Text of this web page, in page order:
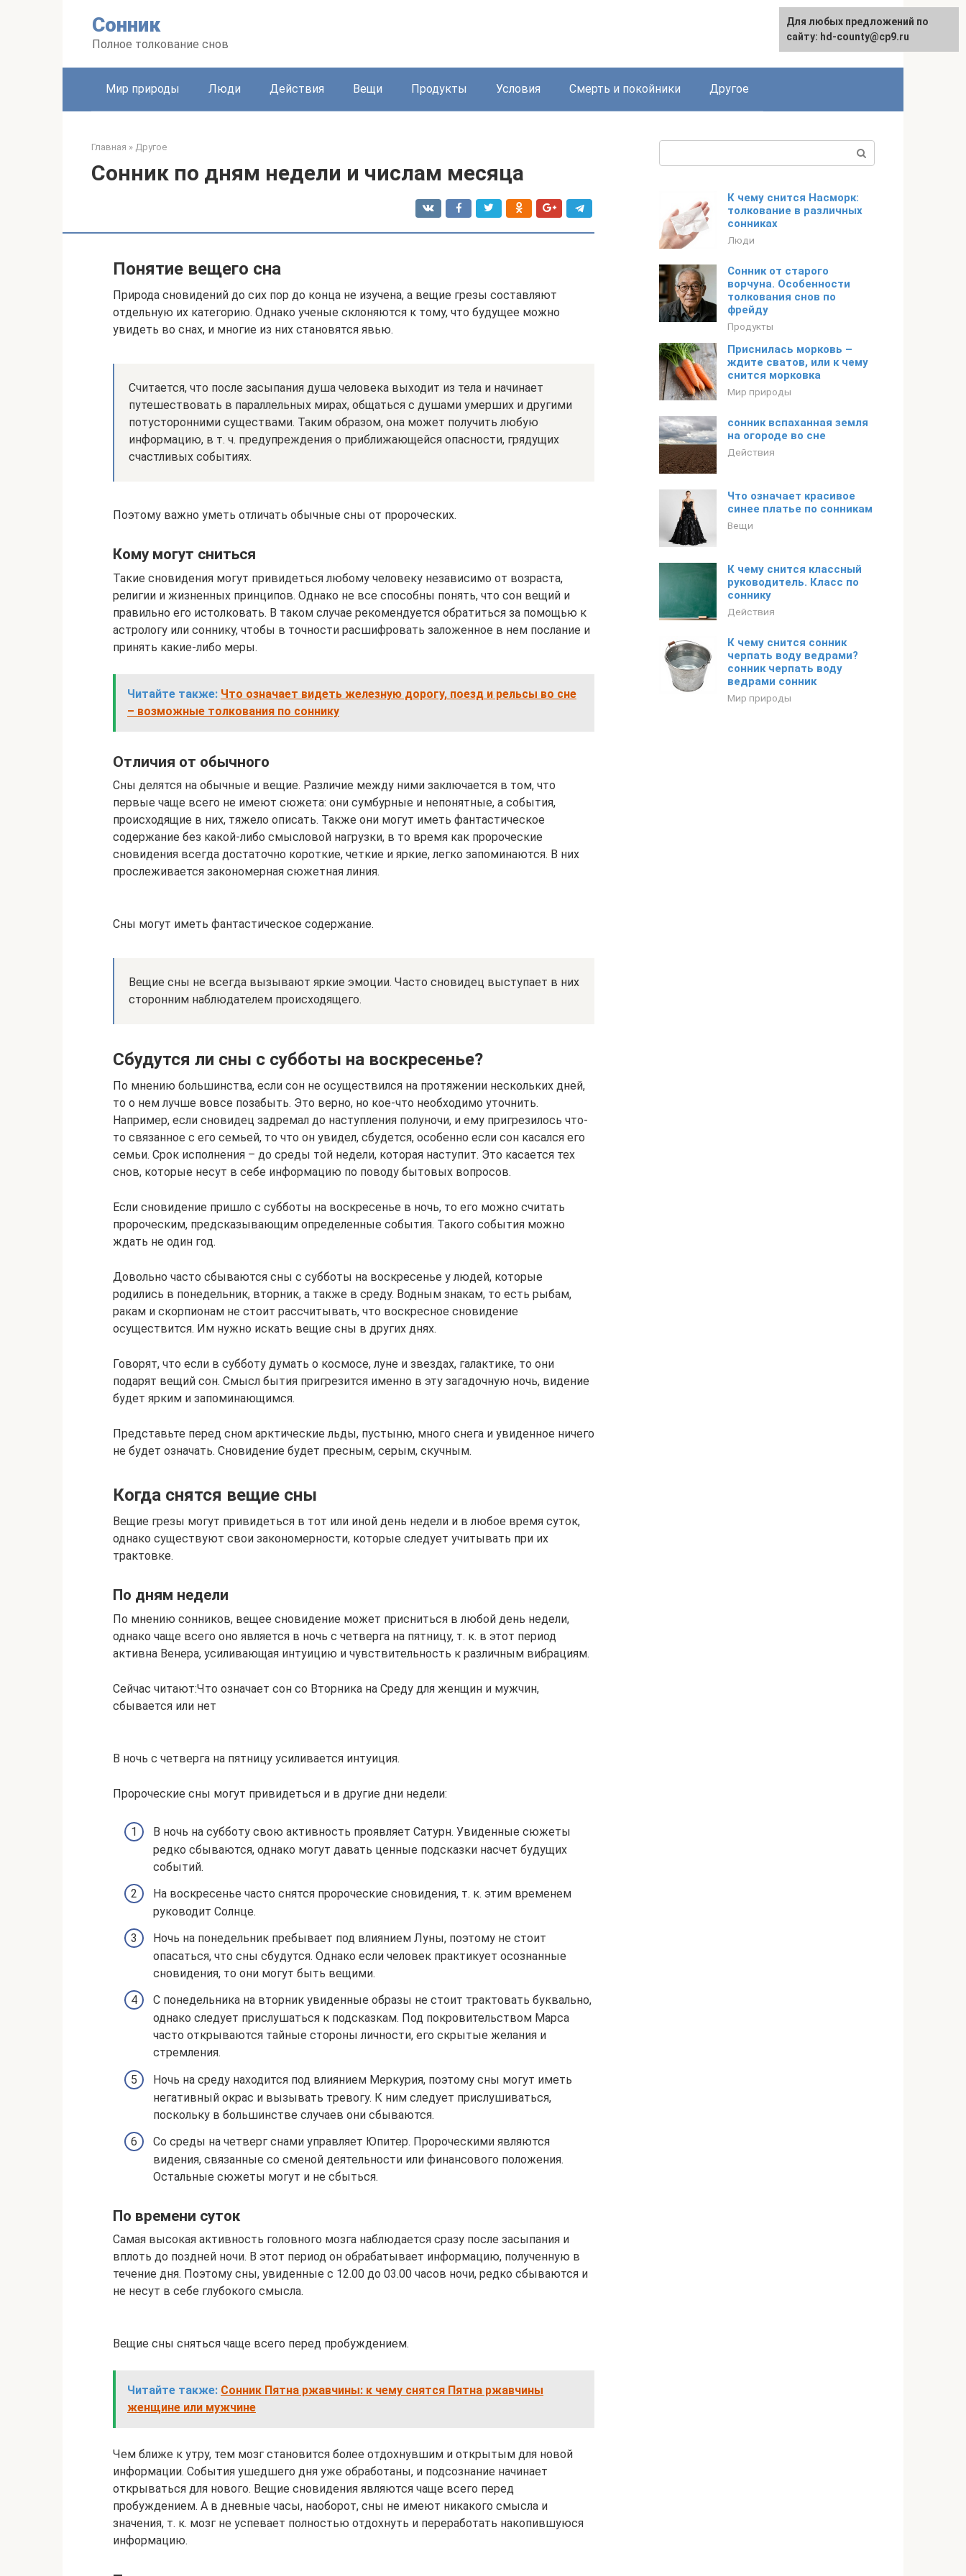
Сонник
Полное толкование снов
Мир природы Люди Действия Вещи Продукты Условия Смерть и покойники Другое
Главная » Другое
Сонник по дням недели и числам месяца
Понятие вещего сна
Природа сновидений до сих пор до конца не изучена, а вещие грезы составляют
отдельную их категорию. Однако ученые склоняются к тому, что будущее можно
увидеть во снах, и многие из них становятся явью.
Считается, что после засыпания душа человека выходит из тела и начинает
путешествовать в параллельных мирах, общаться с душами умерших и другими
потусторонними существами. Таким образом, она может получить любую
информацию, в т. ч. предупреждения о приближающейся опасности, грядущих
счастливых событиях.
Поэтому важно уметь отличать обычные сны от пророческих.
Кому могут сниться
Такие сновидения могут привидеться любому человеку независимо от возраста,
религии и жизненных принципов. Однако не все способны понять, что сон вещий и
правильно его истолковать. В таком случае рекомендуется обратиться за помощью к
астрологу или соннику, чтобы в точности расшифровать заложенное в нем послание и
принять какие-либо меры.
Читайте также: Что означает видеть железную дорогу, поезд и рельсы во сне
– возможные толкования по соннику
Отличия от обычного
Сны делятся на обычные и вещие. Различие между ними заключается в том, что
первые чаще всего не имеют сюжета: они сумбурные и непонятные, а события,
происходящие в них, тяжело описать. Также они могут иметь фантастическое
содержание без какой-либо смысловой нагрузки, в то время как пророческие
сновидения всегда достаточно короткие, четкие и яркие, легко запоминаются. В них
прослеживается закономерная сюжетная линия.
Сны могут иметь фантастическое содержание.
Вещие сны не всегда вызывают яркие эмоции. Часто сновидец выступает в них
сторонним наблюдателем происходящего.
Сбудутся ли сны с субботы на воскресенье?
По мнению большинства, если сон не осуществился на протяжении нескольких дней,
то о нем лучше вовсе позабыть. Это верно, но кое-что необходимо уточнить.
Например, если сновидец задремал до наступления полуночи, и ему пригрезилось что-
то связанное с его семьей, то что он увидел, сбудется, особенно если сон касался его
семьи. Срок исполнения – до среды той недели, которая наступит. Это касается тех
снов, которые несут в себе информацию по поводу бытовых вопросов.
Если сновидение пришло с субботы на воскресенье в ночь, то его можно считать
пророческим, предсказывающим определенные события. Такого события можно
ждать не один год.
Довольно часто сбываются сны с субботы на воскресенье у людей, которые
родились в понедельник, вторник, а также в среду. Водным знакам, то есть рыбам,
ракам и скорпионам не стоит рассчитывать, что воскресное сновидение
осуществится. Им нужно искать вещие сны в других днях.
Говорят, что если в субботу думать о космосе, луне и звездах, галактике, то они
подарят вещий сон. Смысл бытия пригрезится именно в эту загадочную ночь, видение
будет ярким и запоминающимся.
Представьте перед сном арктические льды, пустыню, много снега и увиденное ничего
не будет означать. Сновидение будет пресным, серым, скучным.
Когда снятся вещие сны
Вещие грезы могут привидеться в тот или иной день недели и в любое время суток,
однако существуют свои закономерности, которые следует учитывать при их
трактовке.
По дням недели
По мнению сонников, вещее сновидение может присниться в любой день недели,
однако чаще всего оно является в ночь с четверга на пятницу, т. к. в этот период
активна Венера, усиливающая интуицию и чувствительность к различным вибрациям.
Сейчас читают:Что означает сон со Вторника на Среду для женщин и мужчин,
сбывается или нет
В ночь с четверга на пятницу усиливается интуиция.
Пророческие сны могут привидеться и в другие дни недели:
В ночь на субботу свою активность проявляет Сатурн. Увиденные сюжеты
редко сбываются, однако могут давать ценные подсказки насчет будущих
событий.
На воскресенье часто снятся пророческие сновидения, т. к. этим временем
руководит Солнце.
Ночь на понедельник пребывает под влиянием Луны, поэтому не стоит
опасаться, что сны сбудутся. Однако если человек практикует осознанные
сновидения, то они могут быть вещими.
С понедельника на вторник увиденные образы не стоит трактовать буквально,
однако следует прислушаться к подсказкам. Под покровительством Марса
часто открываются тайные стороны личности, его скрытые желания и
стремления.
Ночь на среду находится под влиянием Меркурия, поэтому сны могут иметь
негативный окрас и вызывать тревогу. К ним следует прислушиваться,
поскольку в большинстве случаев они сбываются.
Со среды на четверг снами управляет Юпитер. Пророческими являются
видения, связанные со сменой деятельности или финансового положения.
Остальные сюжеты могут и не сбыться.
По времени суток
Самая высокая активность головного мозга наблюдается сразу после засыпания и
вплоть до поздней ночи. В этот период он обрабатывает информацию, полученную в
течение дня. Поэтому сны, увиденные с 12.00 до 03.00 часов ночи, редко сбываются и
не несут в себе глубокого смысла.
Вещие сны сняться чаще всего перед пробуждением.
Читайте также: Сонник Пятна ржавчины: к чему снятся Пятна ржавчины
женщине или мужчине
Чем ближе к утру, тем мозг становится более отдохнувшим и открытым для новой
информации. События ушедшего дня уже обработаны, и подсознание начинает
открываться для нового. Вещие сновидения являются чаще всего перед
пробуждением. А в дневные часы, наоборот, сны не имеют никакого смысла и
значения, т. к. мозг не успевает полностью отдохнуть и переработать накопившуюся
информацию.
К чему снится Насморк:
толкование в различных
сонниках
Люди
Сонник от старого
ворчуна. Особенности
толкования снов по
фрейду
Продукты
Приснилась морковь –
ждите сватов, или к чему
снится морковка
Мир природы
сонник вспаханная земля
на огороде во сне
Действия
Что означает красивое
синее платье по сонникам
Вещи
К чему снится классный
руководитель. Класс по
соннику
Действия
К чему снится сонник
черпать воду ведрами?
сонник черпать воду
ведрами сонник
Мир природы
Для любых предложений по
сайту: hd-county@cp9.ru